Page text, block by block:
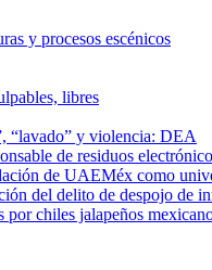
y procesos escénicos
libres
“lavado” y violencia: DEA
de residuos
de UAEMéx como
del delito de despojo de
por chiles jalapeños